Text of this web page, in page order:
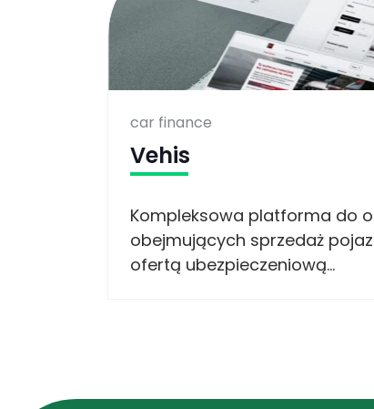
car finance
Vehis
Kompleksowa platforma do
obejmujących sprzedaż
ofertą ubezpieczeniową...